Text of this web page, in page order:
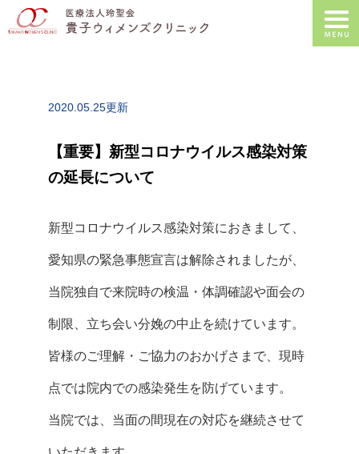
2020.05.25更新
【重要】新型コロナウイルス感染対策
の延長について
新型コロナウイルス感染対策におきまして、
愛知県の緊急事態宣言は解除されましたが、
当院独自で来院時の検温・体調確認や面会の
制限、立ち会い分娩の中止を続けています。
皆様のご理解・ご協力のおかげさまで、現時
点では院内での感染発生を防げています。
当院では、当面の間現在の対応を継続させて